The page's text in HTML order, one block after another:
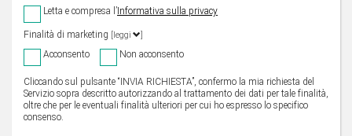
Letta e compresa l’ Informativa sulla privacy
Finalità di marketing [leggi
Acconsento Non acconsento
Cliccando sul pulsante “INVIA RICHIESTA”, confermo la mia richiesta del
Servizio sopra descritto autorizzando al trattamento dei dati per tale finalità,
oltre che per le eventuali finalità ulteriori per cui ho espresso lo specifico
consenso.